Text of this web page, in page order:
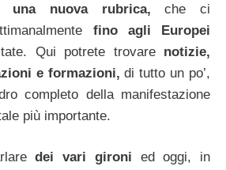
una nuova rubrica, che ci
fino agli Europei
Qui potrete trovare notizie,
e formazioni,di tutto un po’,
completo della manifestazione
più importante.
dei vari gironi ed oggi, in